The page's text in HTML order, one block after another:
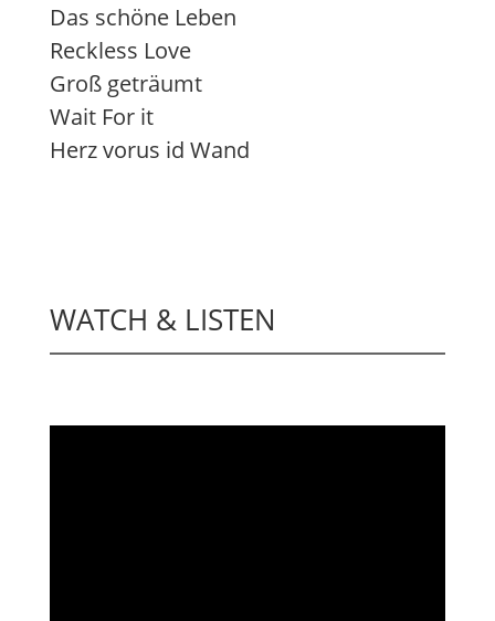
Das schöne Leben
Reckless Love
Groß geträumt
Wait For it
Herz vorus id Wand
WATCH & LISTEN